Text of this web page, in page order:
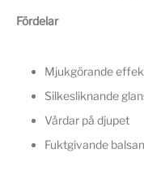
Fördelar
Mjukgörande
Silkesliknande
Vårdar på djupet
Fuktgivande